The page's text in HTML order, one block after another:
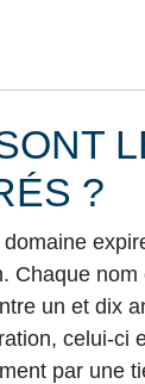
?
Chaque
un et dix
celui-ci
par une